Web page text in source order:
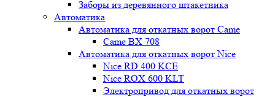
Заборы из деревянного штакетника
Автоматика
Автоматика для откатных ворот Came
Came BX 708
Автоматика для откатных ворот Nice
Nice RD 400 KCE
Nice ROX 600 KLT
Электропривод для откатных ворот